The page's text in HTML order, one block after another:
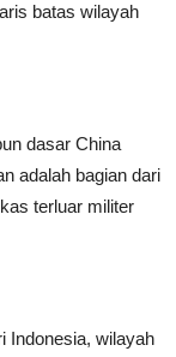
batas wilayah
dasar China
adalah bagian dari
terluar militer
Indonesia, wilayah